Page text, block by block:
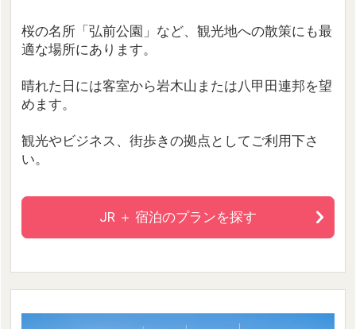
桜の名所「弘前公園」など、観光地への散策にも最
適な場所にあります。
晴れた日には客室から岩木山または八甲田連邦を望
めます。
観光やビジネス、街歩きの拠点としてご利用下さ
い。
JR ＋ 宿泊のプランを探す